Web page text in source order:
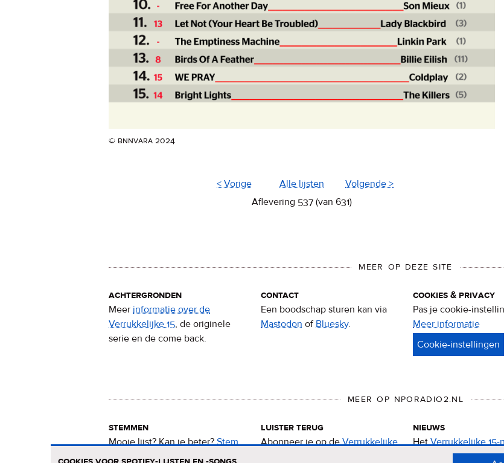
© bnnvara 2024
< Vorige Alle lijsten
Volgende >
Aflevering 537 (van 631)
MEER OP DEZE SITE
achtergronden
Meer informatie over de
Verrukkelijke 15, de originele
serie en de come back.
contact
Een boodschap sturen kan via
Mastodon ofBluesky.
cookies & privacy
Pas je cookie-
Meer informatie
&
MEER OP NPORADIO2.NL
stemmen
Mooie lijst? Kan ie beter?Stem
nu voor de Verrukkelijke 15.
luister terug
Abonneer je op deVerrukkelijke
nieuws
HetVerrukkelijke 15-
de NPO Radio 2-